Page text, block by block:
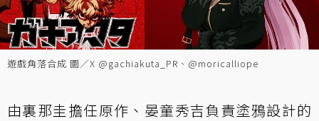
遊戲角落合成 圖／X @gachiakuta_PR、@moricalliope
由裏那圭擔任原作、晏童秀吉負責塗鴉設計的